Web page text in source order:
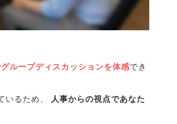
ループディスカッションを体感でき
いるため、
人事からの視点であなた